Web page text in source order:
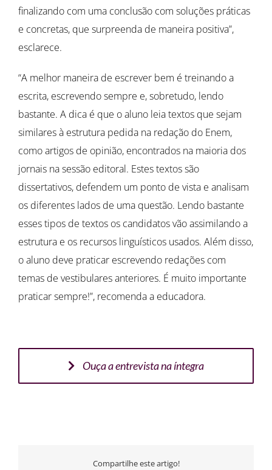
finalizando com uma conclusão com soluções práticas
e concretas, que surpreenda de maneira positiva”,
esclarece.
“A melhor maneira de escrever bem é treinando a
escrita, escrevendo sempre e, sobretudo, lendo
bastante. A dica é que o aluno leia textos que sejam
similares à estrutura pedida na redação do Enem,
como artigos de opinião, encontrados na maioria dos
jornais na sessão editoral. Estes textos são
dissertativos, defendem um ponto de vista e analisam
os diferentes lados de uma questão. Lendo bastante
esses tipos de textos os candidatos vão assimilando a
estrutura e os recursos linguísticos usados. Além disso,
o aluno deve praticar escrevendo redações com
temas de vestibulares anteriores. É muito importante
praticar sempre!”, recomenda a educadora.
Ouça a entrevista na íntegra
Compartilhe este artigo!